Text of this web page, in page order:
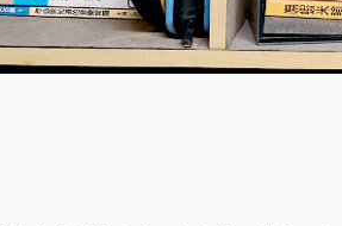
寶可夢飛人外掛iToolab
百倍變焦實測~ vivo X200
超好用的 PLAUD NotePin
COMPUTEX 2025 來囉！
自帶線的 有線無線都能充
飛利浦 JS7310 ⚡【電急便
是螢幕也是電視! 一機超多